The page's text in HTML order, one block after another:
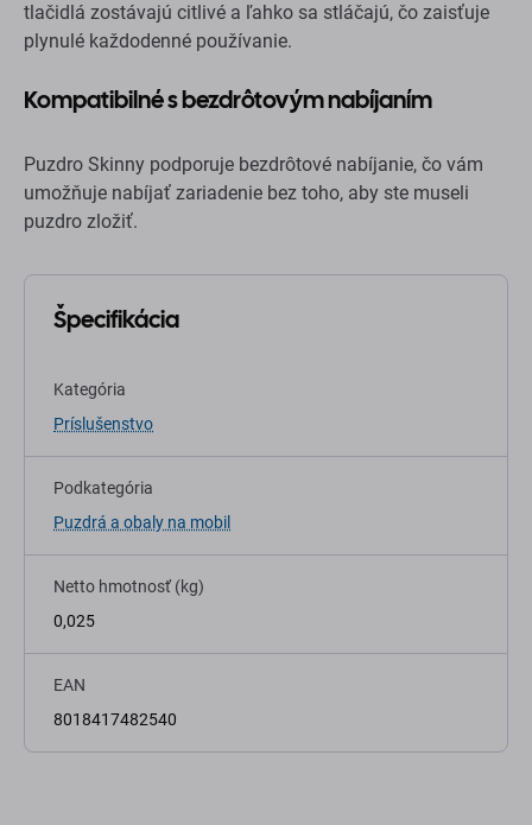
tlačidlá zostávajú citlivé a ľahko sa stláčajú, čo zaisťuje
plynulé každodenné používanie.
Kompatibilné s bezdrôtovým nabíjaním
Puzdro Skinny podporuje bezdrôtové nabíjanie, čo vám
umožňuje nabíjať zariadenie bez toho, aby ste museli
puzdro zložiť.
Špecifikácia
Kategória
Príslušenstvo
Podkategória
Puzdrá a obaly na mobil
Netto hmotnosť (kg)
0,025
EAN
8018417482540